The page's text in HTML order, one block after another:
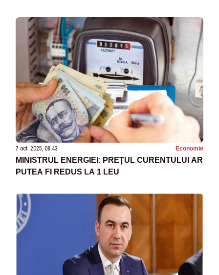
7 oct. 2025, 08:43 Economie
MINISTRUL ENERGIEI: PREȚUL CURENTULUI AR
PUTEA FI REDUS LA 1 LEU